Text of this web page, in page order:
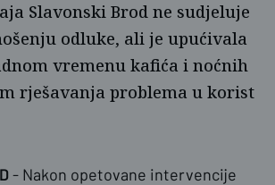
Slavonski Brod ne sudjeluje
odluke, ali je upućivala
vremenu kafića i noćnih
rješavanja problema u korist
- Nakon opetovane intervencije